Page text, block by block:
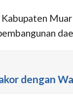
dengan